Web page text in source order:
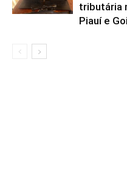
tributária
Piauí e